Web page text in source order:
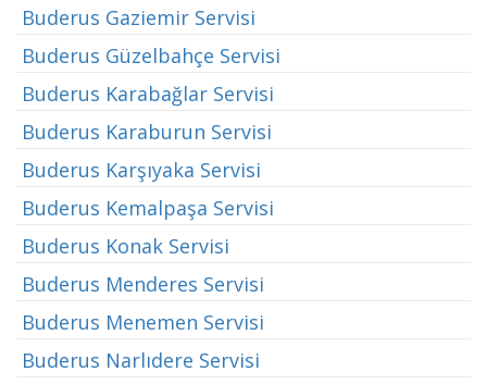
Buderus Gaziemir Servisi
Buderus Güzelbahçe Servisi
Buderus Karabağlar Servisi
Buderus Karaburun Servisi
Buderus Karşıyaka Servisi
Buderus Kemalpaşa Servisi
Buderus Konak Servisi
Buderus Menderes Servisi
Buderus Menemen Servisi
Buderus Narlıdere Servisi